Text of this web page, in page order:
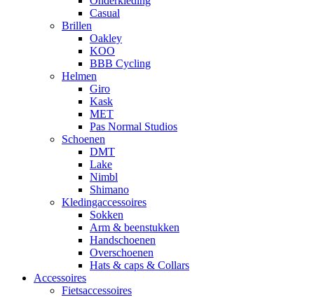
Casual
Brillen
Oakley
KOO
BBB Cycling
Helmen
Giro
Kask
MET
Pas Normal Studios
Schoenen
DMT
Lake
Nimbl
Shimano
Kledingaccessoires
Sokken
Arm & beenstukken
Handschoenen
Overschoenen
Hats & caps & Collars
Accessoires
Fietsaccessoires